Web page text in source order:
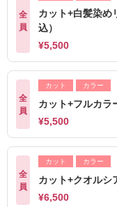
全
員
カット+白髪染め
込）
¥5,500
全
員
カット カラー
カット+フルカラ
¥5,500
全
員
カット カラー
カット+クオルシ
¥6,500